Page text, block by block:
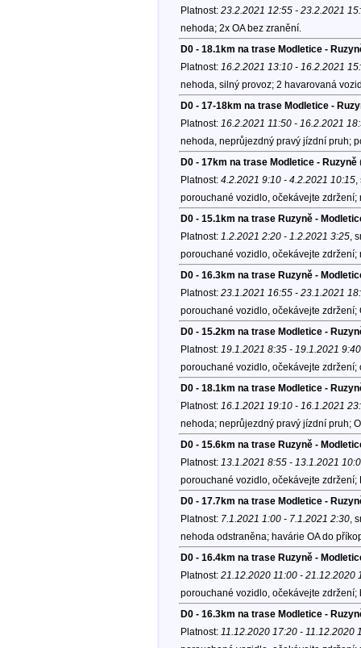
Platnost: 23.2.2021 12:55 - 23.2.2021
nehoda; 2x OA bez zranění.
D0 - 18.1km na trase Modletice -
Platnost: 16.2.2021 13:10 - 16.2.2021
nehoda, silný provoz; 2 havarovaná
D0 - 17-18km na trase Modletice -
Platnost: 16.2.2021 11:50 - 16.2.2021
nehoda, neprůjezdný pravý jízdní pruh;
D0 - 17km na trase Modletice - Ruzyně
Platnost: 4.2.2021 9:10 - 4.2.2021 10:15,
porouchané vozidlo, očekávejte
D0 - 15.1km na trase Ruzyně -
Platnost: 1.2.2021 2:20 - 1.2.2021 3:25,
porouchané vozidlo, očekávejte
D0 - 16.3km na trase Ruzyně -
Platnost: 23.1.2021 16:55 - 23.1.2021
porouchané vozidlo, očekávejte
D0 - 15.2km na trase Modletice -
Platnost: 19.1.2021 8:35 - 19.1.2021 9:40
porouchané vozidlo, očekávejte
D0 - 18.1km na trase Modletice -
Platnost: 16.1.2021 19:10 - 16.1.2021
nehoda; neprůjezdný pravý jízdní pruh;
D0 - 15.6km na trase Ruzyně -
Platnost: 13.1.2021 8:55 - 13.1.2021
porouchané vozidlo, očekávejte zdržení;
D0 - 17.7km na trase Modletice -
Platnost: 7.1.2021 1:00 - 7.1.2021 2:30,
nehoda odstraněna; havárie OA do
D0 - 16.4km na trase Ruzyně -
Platnost: 21.12.2020 11:00 - 21.12.2020
porouchané vozidlo, očekávejte zdržení;
D0 - 16.3km na trase Modletice -
Platnost: 11.12.2020 17:20 - 11.12.2020